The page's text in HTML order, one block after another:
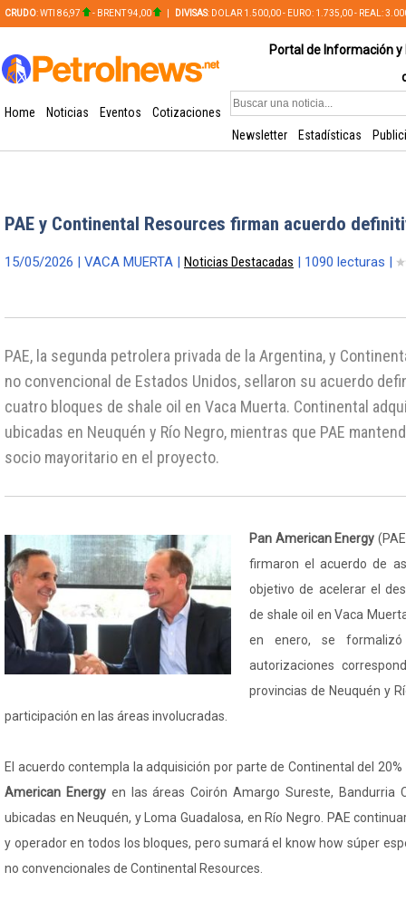
CRUDO: WTI 86,97 - BRENT 94,00 DIVISAS: DOLAR 1.500,00 - EURO: 1.735,00 - REAL:
Portal de Información
Home Noticias Eventos
Cotizaciones
Newsletter
Estadísticas
PAE y Continental Resources firman acuerdo
15/05/2026 | VACA MUERTA | Noticias Destacadas | 1090 lecturas |
PAE, la segunda petrolera privada de la Argentina, y
no convencional de Estados Unidos, sellaron su acuerdo
cuatro bloques de shale oil en Vaca Muerta. Continental
ubicadas en Neuquén y Río Negro, mientras que PAE
socio mayoritario en el proyecto.
Pan American Energy
firmaron el acuerdo de
objetivo de acelerar el
de shale oil en Vaca
en enero, se
autorizaciones
provincias de Neuquén y
participación en las áreas involucradas.
El acuerdo contempla la adquisición por parte de Continental del
American Energy en las áreas Coirón Amargo Sureste, Bandurria
ubicadas en Neuquén, y Loma Guadalosa, en Río Negro. PAE
y operador en todos los bloques, pero sumará el know how súper
no convencionales de Continental Resources.